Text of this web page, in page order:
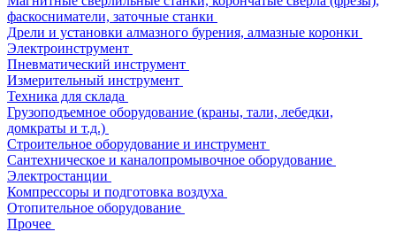
фаскосниматели, заточные станки
Дрели и установки алмазного бурения, алмазные коронки
Электроинструмент
Пневматический инструмент
Измерительный инструмент
Техника для склада
Грузоподъемное оборудование (краны, тали, лебедки,
домкраты и т.д.)
Строительное оборудование и инструмент
Сантехническое и каналопромывочное оборудование
Электростанции
Компрессоры и подготовка воздуха
Отопительное оборудование
Прочее